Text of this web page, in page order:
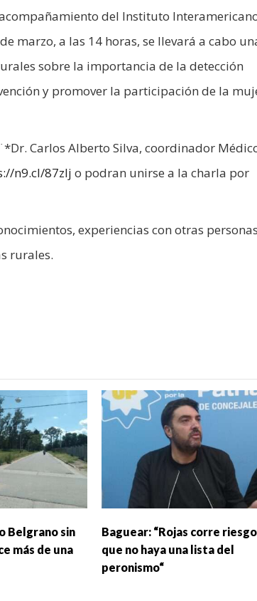
del Instituto
marzo, a las 14 horas, se llevará a cabo
sobre la importancia de la detección
y promover la participación de la
Carlos Alberto Silva, coordinador
n9.cl/87zlj o podran unirse a la charla por
experiencias con otras
rurales.
Belgrano sin
más de una
Baguear: “Rojas corre
que no haya una lista del
peronismo“